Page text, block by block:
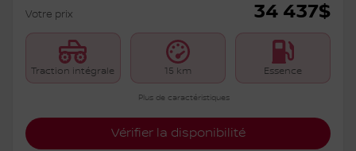
Votre prix
34 437$
Traction intégrale 15 km Essence
Plus de caractéristiques
Vérifier la disponibilité